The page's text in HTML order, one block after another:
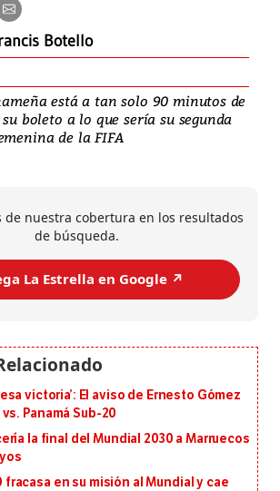
Botello
está a tan solo 90 minutos de
boleto a lo que sería su segunda
de la FIFA
de nuestra cobertura en los resultados
de búsqueda.
La Estrella en Google ↗️
esa victoria’: El aviso de Ernesto Gómez
Panamá Sub-20
la final del Mundial 2030 a Marruecos
fracasa en su misión al Mundial y cae